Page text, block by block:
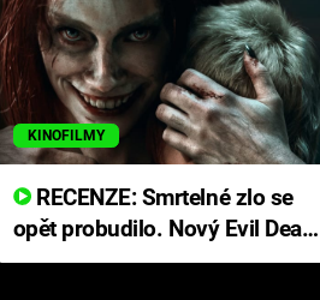
KINOFILMY
RECENZE: Smrtelné zlo se
opět probudilo. Nový Evil Dead
přichází s neodolatelnou